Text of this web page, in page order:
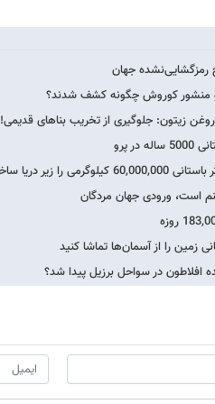
رمزگشایی‌نشده جهان
کوروش چگونه کشف شدند؟
روغن زیتون: جلوگیری از تخریب بناهای قدیمی!
پرو
را زیر دریا ساخته است؟
است، ورودی جهان مردگان
زمین را از آسمان‌ها تماشا کنید
افلاطون در سواحل برزیل پیدا شد؟